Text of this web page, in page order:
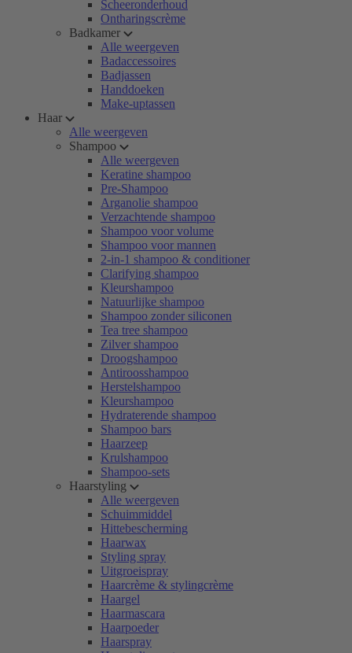
Scheeronderhoud
Ontharingscrème
Badkamer
Alle weergeven
Badaccessoires
Badjassen
Handdoeken
Make-uptassen
Haar
Alle weergeven
Shampoo
Alle weergeven
Keratine shampoo
Pre-Shampoo
Arganolie shampoo
Verzachtende shampoo
Shampoo voor volume
Shampoo voor mannen
2-in-1 shampoo & conditioner
Clarifying shampoo
Kleurshampoo
Natuurlijke shampoo
Shampoo zonder siliconen
Tea tree shampoo
Zilver shampoo
Droogshampoo
Antiroosshampoo
Herstelshampoo
Kleurshampoo
Hydraterende shampoo
Shampoo bars
Haarzeep
Krulshampoo
Shampoo-sets
Haarstyling
Alle weergeven
Schuimmiddel
Hittebescherming
Haarwax
Styling spray
Uitgroeispray
Haarcrème & stylingcrème
Haargel
Haarmascara
Haarpoeder
Haarspray